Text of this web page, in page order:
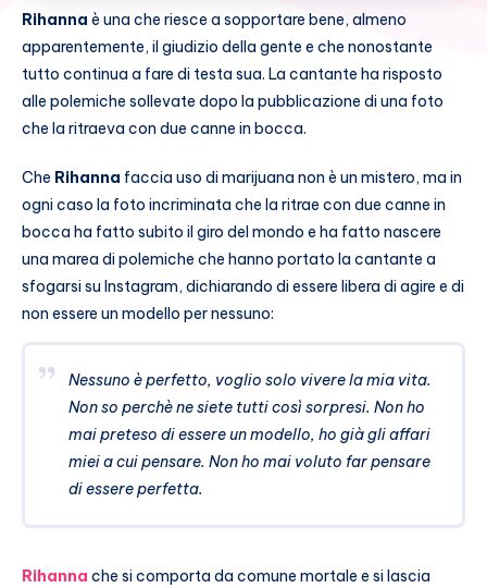
Rihanna è una che riesce a sopportare bene, almeno
apparentemente, il giudizio della gente e che nonostante
tutto continua a fare di testa sua. La cantante ha risposto
alle polemiche sollevate dopo la pubblicazione di una foto
che la ritraeva con due canne in bocca.
Che Rihanna faccia uso di marijuana non è un mistero, ma in
ogni caso la foto incriminata che la ritrae con due canne in
bocca ha fatto subito il giro del mondo e ha fatto nascere
una marea di polemiche che hanno portato la cantante a
sfogarsi su Instagram, dichiarando di essere libera di agire e di
non essere un modello per nessuno:
Nessuno è perfetto, voglio solo vivere la mia vita.
Non so perchè ne siete tutti così sorpresi. Non ho
mai preteso di essere un modello, ho già gli affari
miei a cui pensare. Non ho mai voluto far pensare
di essere perfetta.
Rihanna che si comporta da comune mortale e si lascia